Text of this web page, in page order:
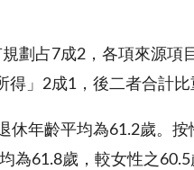
劃占7成2，各項來源項
」2成1，後二者合計比
休年齡平均為61.2歲。
為61.8歲，較女性之60.5